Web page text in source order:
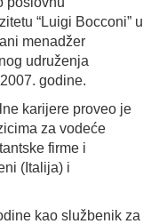
“Luigi Bocconi” u
menadžer
udruženja
godine.
karijere proveo je
za vodeće
firme i
(Italija) i
kao službenik za